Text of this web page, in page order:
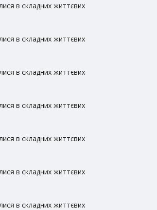
в складних життєвих
в складних життєвих
в складних життєвих
в складних життєвих
в складних життєвих
в складних життєвих
в складних життєвих